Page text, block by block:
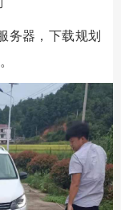
务器，下载规划